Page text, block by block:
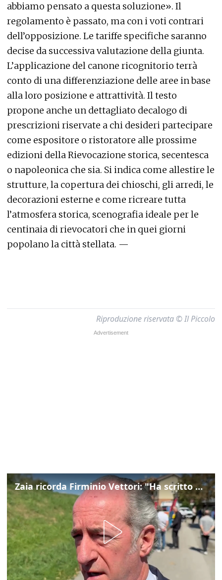
abbiamo pensato a questa soluzione». Il
regolamento è passato, ma con i voti contrari
dell’opposizione. Le tariffe specifiche saranno
decise da successiva valutazione della giunta.
L’applicazione del canone ricognitorio terrà
conto di una differenziazione delle aree in base
alla loro posizione e attrattività. Il testo
propone anche un dettagliato decalogo di
prescrizioni riservate a chi desideri partecipare
come espositore o ristoratore alle prossime
edizioni della Rievocazione storica, secentesca
o napoleonica che sia. Si indica come allestire le
strutture, la copertura dei chioschi, gli arredi, le
decorazioni esterne e come ricreare tutta
l’atmosfera storica, scenografia ideale per le
centinaia di rievocatori che in quei giorni
popolano la città stellata. —
Riproduzione riservata © Il Piccolo
Zaia ricorda Firminio Vettori: "Ha scritto pagine di storia del nostro territorio"